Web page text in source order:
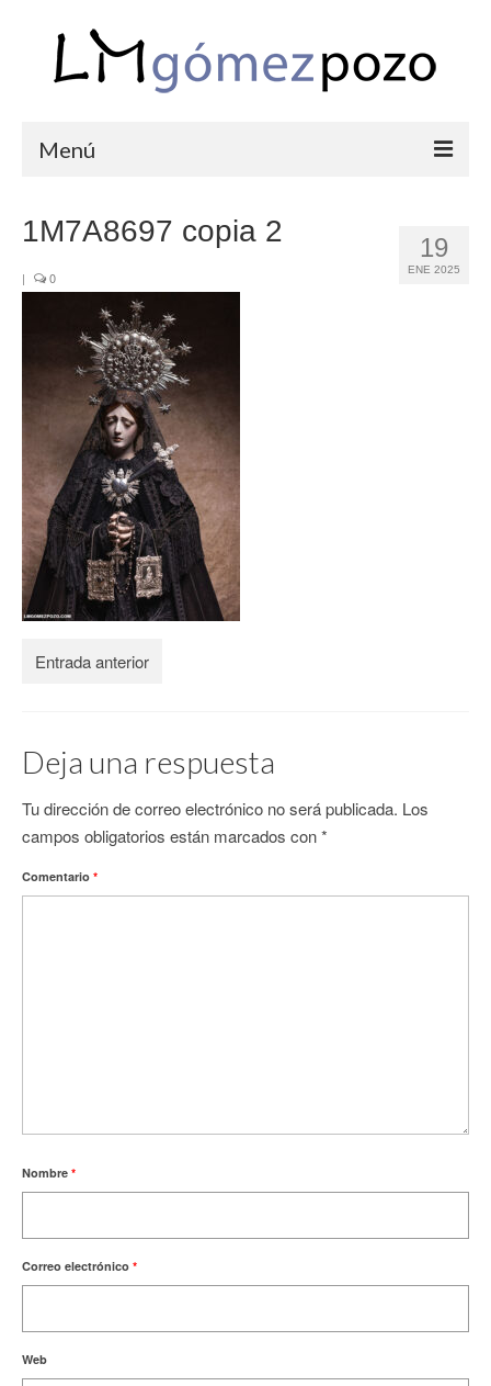
Menú
COMUNIONES
CORPORATIVAS
SEMANA SANTA
BLOG
SOBRE LM
CONTACTO
19
ENE 2025
1M7A8697 copia 2
| 0
Entrada anterior
Deja una respuesta
Tu dirección de correo electrónico no será publicada. Los
campos obligatorios están marcados con*
Comentario *
Nombre *
Correo electrónico *
Web